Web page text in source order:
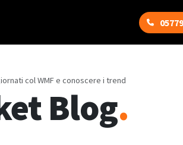
col WMF e conoscere i trend
Blog.